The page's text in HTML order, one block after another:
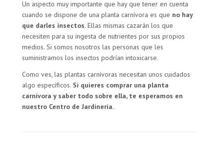
Un aspecto muy importante que hay que tener en cuenta
cuando se dispone de una planta carnívora es que no hay
que darles insectos. Ellas mismas cazarán los que
necesiten para su ingesta de nutrientes por sus propios
medios. Si somos nosotros las personas que les
suministramos los insectos podrían intoxicarse.
Como ves, las plantas carnívoras necesitan unos cuidados
algo específicos. Si quieres comprar una planta
carnívora y saber todo sobre ella, te esperamos en
nuestro Centro de Jardinería.